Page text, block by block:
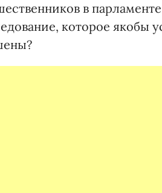
в
которое якобы